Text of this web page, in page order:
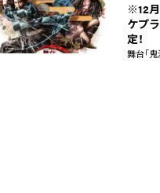
※12
ケプ
定！
舞台「